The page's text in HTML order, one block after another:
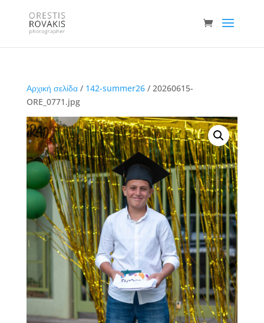
Αρχική σελίδα/ 142-summer26/ 20260615-
ORE_0771.jpg